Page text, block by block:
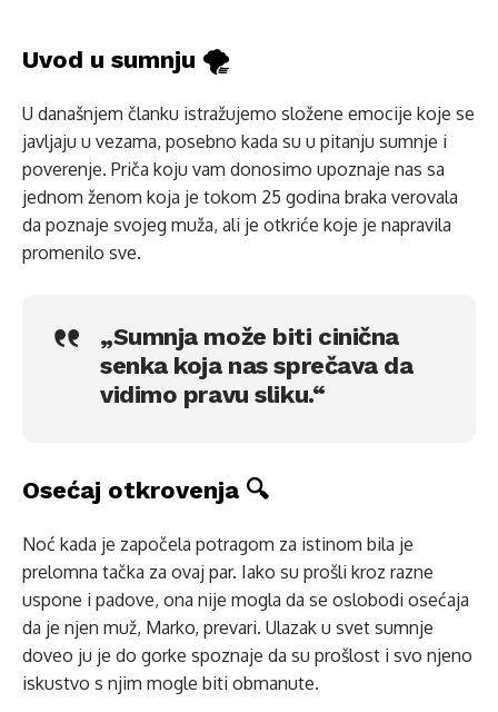
Uvod u sumnju 🌪️
U današnjem članku istražujemo složene emocije koje se
javljaju u vezama, posebno kada su u pitanju sumnje i
poverenje. Priča koju vam donosimo upoznaje nas sa
jednom ženom koja je tokom 25 godina braka verovala
da poznaje svojeg muža, ali je otkriće koje je napravila
promenilo sve.
„Sumnja može biti cinična
senka koja nas sprečava da
vidimo pravu sliku.“
Osećaj otkrovenja 🔍
Noć kada je započela potragom za istinom bila je
prelomna tačka za ovaj par. Iako su prošli kroz razne
uspone i padove, ona nije mogla da se oslobodi osećaja
da je njen muž, Marko, prevari. Ulazak u svet sumnje
doveo ju je do gorke spoznaje da su prošlost i svo njeno
iskustvo s njim mogle biti obmanute.